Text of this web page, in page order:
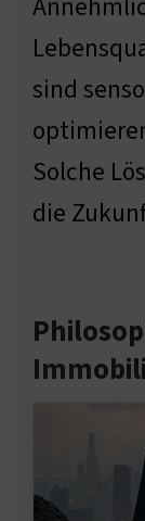
sind
Solche
die